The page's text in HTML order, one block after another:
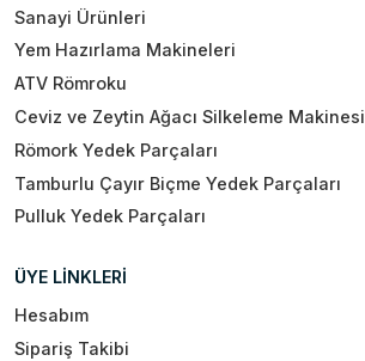
Sanayi Ürünleri
Yem Hazırlama Makineleri
ATV Römroku
Ceviz ve Zeytin Ağacı Silkeleme Makinesi
Römork Yedek Parçaları
Tamburlu Çayır Biçme Yedek Parçaları
Pulluk Yedek Parçaları
ÜYE LİNKLERİ
Hesabım
Sipariş Takibi